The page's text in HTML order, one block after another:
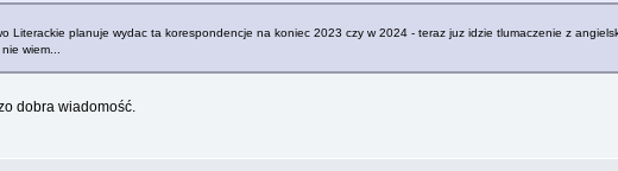
Literackie planuje wydac ta korespondencje na koniec 2023 czy w 2024 - teraz juz idzie tlumaczenie z
wiem...
dobra wiadomość.